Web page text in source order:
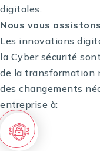
digitales.
Nous vous
Les innovations
la Cyber sécurité
de la transformation
des changements
entreprise à: